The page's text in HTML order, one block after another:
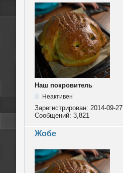
Наш покровитель
Неактивен
Зарегистрирован: 2014-09-27
Сообщений: 3,821
Жобе